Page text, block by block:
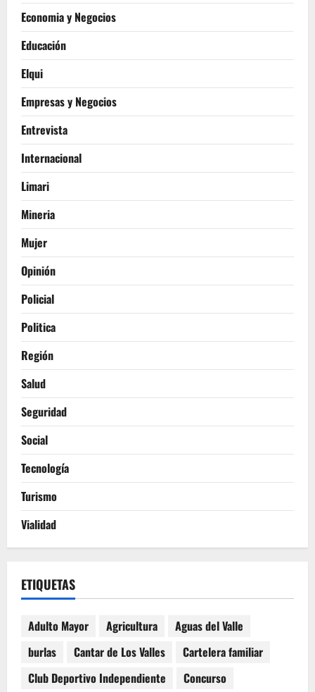
Economia y Negocios
Educación
Elqui
Empresas y Negocios
Entrevista
Internacional
Limari
Mineria
Mujer
Opinión
Policial
Politica
Región
Salud
Seguridad
Social
Tecnología
Turismo
Vialidad
ETIQUETAS
Adulto Mayor Agricultura
Aguas del Valle
burlas
Cantar de Los Valles
Cartelera familiar
Club Deportivo Independiente
Concurso